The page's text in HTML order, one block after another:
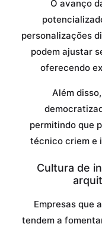
O avanço
personalizações
podem ajustar
oferecendo
Além
permitindo que
técnico criem e
Cultura de
Empresas que
tendem a